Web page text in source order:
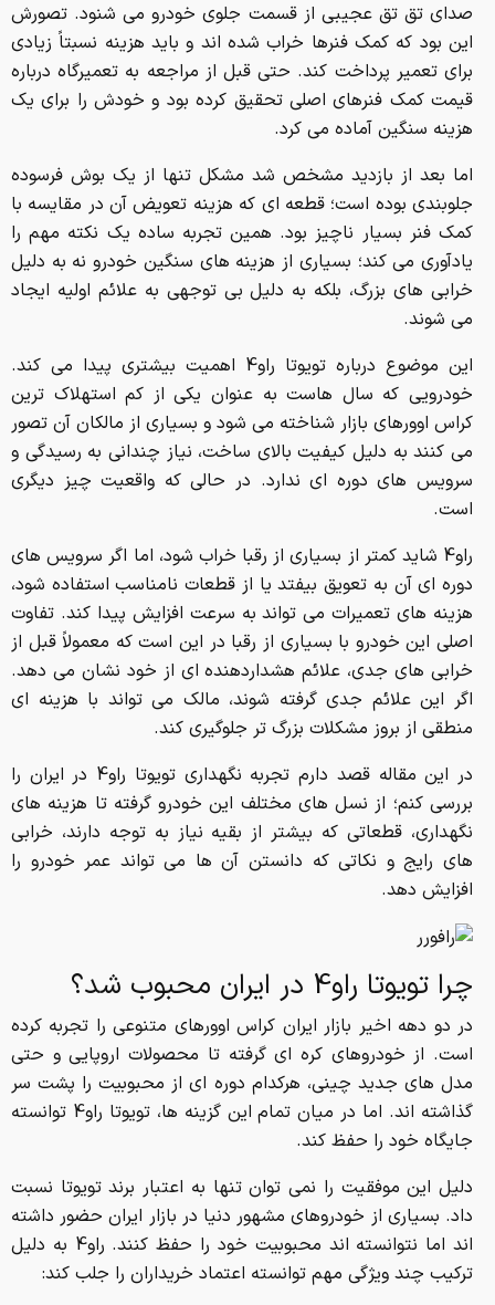
صدای تق تق عجیبی از قسمت جلوی خودرو می شنود. تصورش
این بود که کمک فنرها خراب شده اند و باید هزینه نسبتاً زیادی
برای تعمیر پرداخت کند. حتی قبل از مراجعه به تعمیرگاه درباره
قیمت کمک فنرهای اصلی تحقیق کرده بود و خودش را برای یک
هزینه سنگین آماده می کرد.
اما بعد از بازدید مشخص شد مشکل تنها از یک بوش فرسوده
جلوبندی بوده است؛ قطعه ای که هزینه تعویض آن در مقایسه با
کمک فنر بسیار ناچیز بود. همین تجربه ساده یک نکته مهم را
یادآوری می کند؛ بسیاری از هزینه های سنگین خودرو نه به دلیل
خرابی های بزرگ، بلکه به دلیل بی توجهی به علائم اولیه ایجاد
می شوند.
این موضوع درباره تویوتا راو4 اهمیت بیشتری پیدا می کند.
خودرویی که سال هاست به عنوان یکی از کم استهلاک ترین
کراس اوورهای بازار شناخته می شود و بسیاری از مالکان آن تصور
می کنند به دلیل کیفیت بالای ساخت، نیاز چندانی به رسیدگی و
سرویس های دوره ای ندارد. در حالی که واقعیت چیز دیگری
است.
راو4 شاید کمتر از بسیاری از رقبا خراب شود، اما اگر سرویس های
دوره ای آن به تعویق بیفتد یا از قطعات نامناسب استفاده شود،
هزینه های تعمیرات می تواند به سرعت افزایش پیدا کند. تفاوت
اصلی این خودرو با بسیاری از رقبا در این است که معمولاً قبل از
خرابی های جدی، علائم هشداردهنده ای از خود نشان می دهد.
اگر این علائم جدی گرفته شوند، مالک می تواند با هزینه ای
منطقی از بروز مشکلات بزرگ تر جلوگیری کند.
در این مقاله قصد دارم تجربه نگهداری تویوتا راو4 در ایران را
بررسی کنم؛ از نسل های مختلف این خودرو گرفته تا هزینه های
نگهداری، قطعاتی که بیشتر از بقیه نیاز به توجه دارند، خرابی
های رایج و نکاتی که دانستن آن ها می تواند عمر خودرو را
افزایش دهد.
چرا تویوتا راو4 در ایران محبوب شد؟
در دو دهه اخیر بازار ایران کراس اوورهای متنوعی را تجربه کرده
است. از خودروهای کره ای گرفته تا محصولات اروپایی و حتی
مدل های جدید چینی، هرکدام دوره ای از محبوبیت را پشت سر
گذاشته اند. اما در میان تمام این گزینه ها، تویوتا راو4 توانسته
جایگاه خود را حفظ کند.
دلیل این موفقیت را نمی توان تنها به اعتبار برند تویوتا نسبت
داد. بسیاری از خودروهای مشهور دنیا در بازار ایران حضور داشته
اند اما نتوانسته اند محبوبیت خود را حفظ کنند. راو4 به دلیل
ترکیب چند ویژگی مهم توانسته اعتماد خریداران را جلب کند: